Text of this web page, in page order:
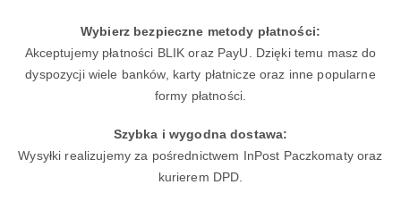
Wybierz bezpieczne metody płatności:
Akceptujemy płatności BLIK oraz PayU. Dzięki temu masz do
dyspozycji wiele banków, karty płatnicze oraz inne popularne
formy płatności.
Szybka i wygodna dostawa:
Wysyłki realizujemy za pośrednictwem InPost Paczkomaty oraz
kurierem DPD.